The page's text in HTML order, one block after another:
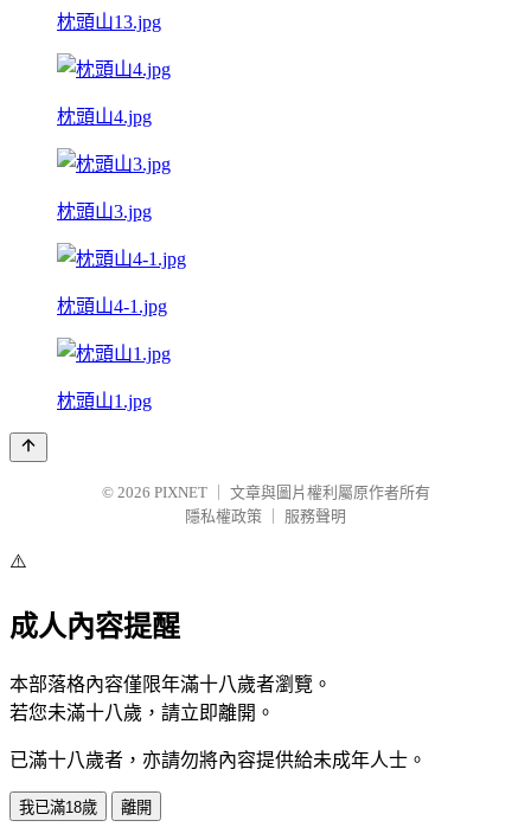
枕頭山13.jpg
枕頭山4.jpg
枕頭山3.jpg
枕頭山4-1.jpg
枕頭山1.jpg
© 2026 PIXNET
文章與圖片權利屬原作者所有
隱私權政策
服務聲明
⚠️
成人內容提醒
本部落格內容僅限年滿十八歲者瀏覽。
若您未滿十八歲，請立即離開。
已滿十八歲者，亦請勿將內容提供給未成年人士。
我已滿18歲 離開